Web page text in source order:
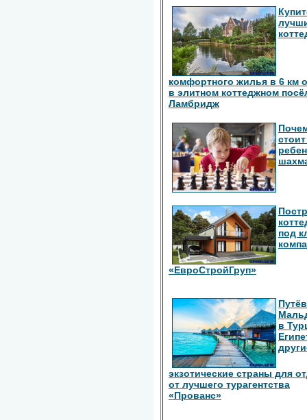
комфортного жилья в 6 км
в элитном коттеджном
Ламбридж
под
«ЕвроСтройГруп»
в
экзотические страны для
от лучшего турагентства
«Прованс»